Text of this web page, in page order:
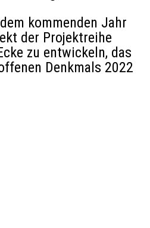
kommenden Jahr
der Projektreihe
zu entwickeln, das
Denkmals 2022